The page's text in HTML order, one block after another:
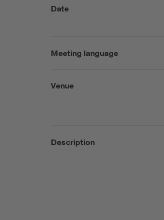
Date
Meeting language
Venue
Description